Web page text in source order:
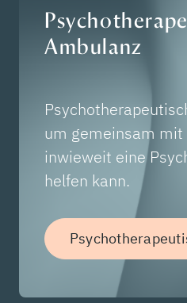
Ambulanz
um gemeinsam mit
inwieweit eine
helfen kann.